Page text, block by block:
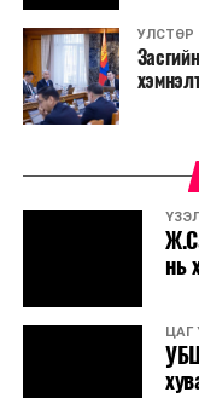
УЛСТӨР
нь
ЦАГ